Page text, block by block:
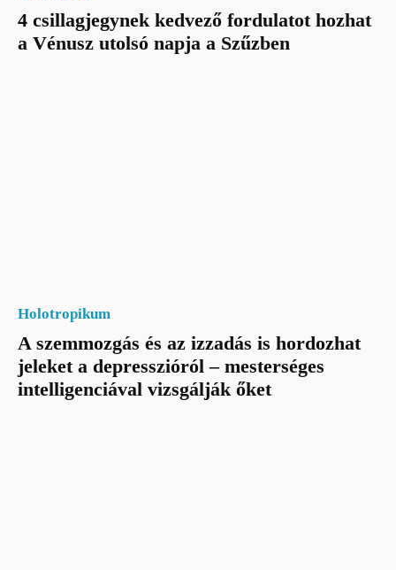
4 csillagjegynek kedvező fordulatot hozhat
a Vénusz utolsó napja a Szűzben
Holotropikum
A szemmozgás és az izzadás is hordozhat
jeleket a depresszióról – mesterséges
intelligenciával vizsgálják őket